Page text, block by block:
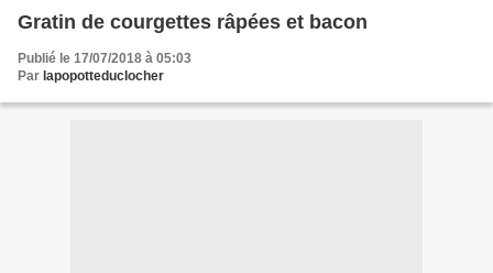
Gratin de courgettes râpées et bacon
Publié le 17/07/2018 à 05:03
Par lapopotteduclocher